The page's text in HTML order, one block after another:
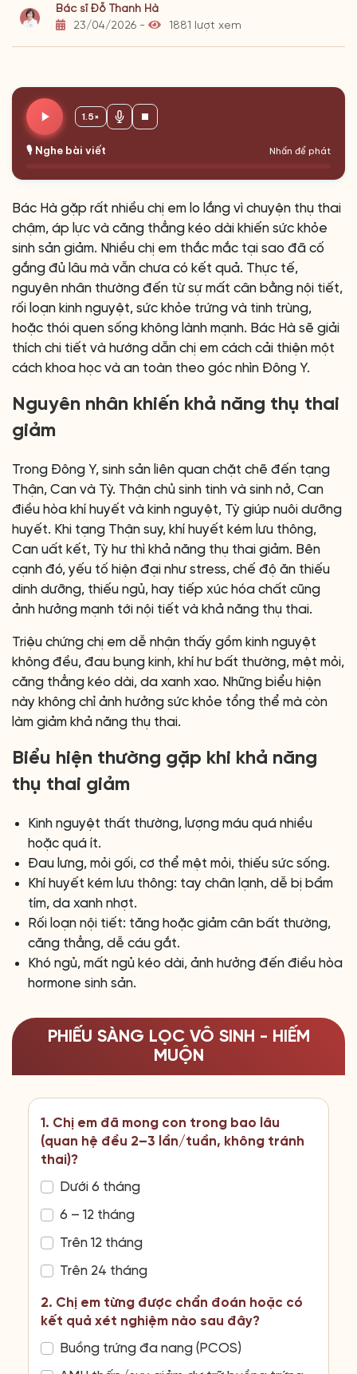
Bác sĩ Đỗ Thanh Hà
23/04/2026 -
1881 lượt xem
🎙️ Nghe bài viết Nhấn để phát
1.5×
Bác Hà gặp rất nhiều chị em lo lắng vì chuyện thụ thai
chậm, áp lực và căng thẳng kéo dài khiến sức khỏe
sinh sản giảm. Nhiều chị em thắc mắc tại sao đã cố
gắng đủ lâu mà vẫn chưa có kết quả. Thực tế,
nguyên nhân thường đến từ sự mất cân bằng nội tiết,
rối loạn kinh nguyệt, sức khỏe trứng và tinh trùng,
hoặc thói quen sống không lành mạnh. Bác Hà sẽ giải
thích chi tiết và hướng dẫn chị em cách cải thiện một
cách khoa học và an toàn theo góc nhìn Đông Y.
Nguyên nhân khiến khả năng thụ thai
giảm
Trong Đông Y, sinh sản liên quan chặt chẽ đến tạng
Thận, Can và Tỳ. Thận chủ sinh tinh và sinh nở, Can
điều hòa khí huyết và kinh nguyệt, Tỳ giúp nuôi dưỡng
huyết. Khi tạng Thận suy, khí huyết kém lưu thông,
Can uất kết, Tỳ hư thì khả năng thụ thai giảm. Bên
cạnh đó, yếu tố hiện đại như stress, chế độ ăn thiếu
dinh dưỡng, thiếu ngủ, hay tiếp xúc hóa chất cũng
ảnh hưởng mạnh tới nội tiết và khả năng thụ thai.
Triệu chứng chị em dễ nhận thấy gồm kinh nguyệt
không đều, đau bụng kinh, khí hư bất thường, mệt mỏi,
căng thẳng kéo dài, da xanh xao. Những biểu hiện
này không chỉ ảnh hưởng sức khỏe tổng thể mà còn
làm giảm khả năng thụ thai.
Biểu hiện thường gặp khi khả năng
thụ thai giảm
Kinh nguyệt thất thường, lượng máu quá nhiều
hoặc quá ít.
Đau lưng, mỏi gối, cơ thể mệt mỏi, thiếu sức sống.
Khí huyết kém lưu thông: tay chân lạnh, dễ bị bầm
tím, da xanh nhợt.
Rối loạn nội tiết: tăng hoặc giảm cân bất thường,
căng thẳng, dễ cáu gắt.
Khó ngủ, mất ngủ kéo dài, ảnh hưởng đến điều hòa
hormone sinh sản.
PHIẾU SÀNG LỌC VÔ SINH - HIẾM
MUỘN
1. Chị em đã mong con trong bao lâu
(quan hệ đều 2–3 lần/tuần, không tránh
thai)?
Dưới 6 tháng
6 – 12 tháng
Trên 12 tháng
Trên 24 tháng
2. Chị em từng được chẩn đoán hoặc có
kết quả xét nghiệm nào sau đây?
Buồng trứng đa nang (PCOS)